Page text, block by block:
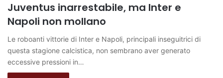
Juventus inarrestabile, ma Inter e
Napoli non mollano
Le roboanti vittorie di Inter e Napoli, principali inseguitrici di
questa stagione calcistica, non sembrano aver generato
eccessive pressioni in…